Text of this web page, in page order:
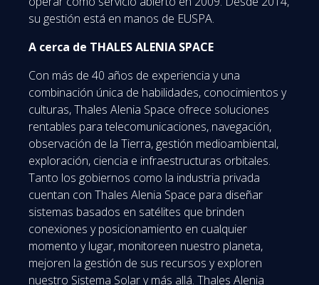
su gestión está en manos de EUSPA.
A cerca de THALES ALENIA SPACE
Con más de 40 años de experiencia y una
combinación única de habilidades, conocimientos y
culturas, Thales Alenia Space ofrece soluciones
rentables para telecomunicaciones, navegación,
observación de la Tierra, gestión medioambiental,
exploración, ciencia e infraestructuras orbitales.
Tanto los gobiernos como la industria privada
cuentan con Thales Alenia Space para diseñar
sistemas basados ​​en satélites que brinden
conexiones y posicionamiento en cualquier
momento y lugar, monitoreen nuestro planeta,
mejoren la gestión de sus recursos y exploren
nuestro Sistema Solar y más allá. Thales Alenia